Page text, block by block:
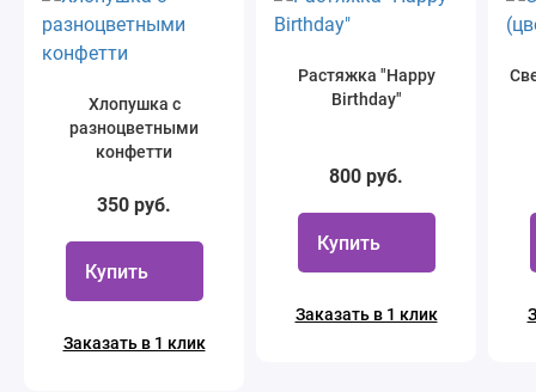
Хлопушка с
разноцветными
конфетти
350 руб.
Купить
Заказать в 1 клик
Растяжка "Happy
Birthday"
800 руб.
Купить
Заказать в 1 клик